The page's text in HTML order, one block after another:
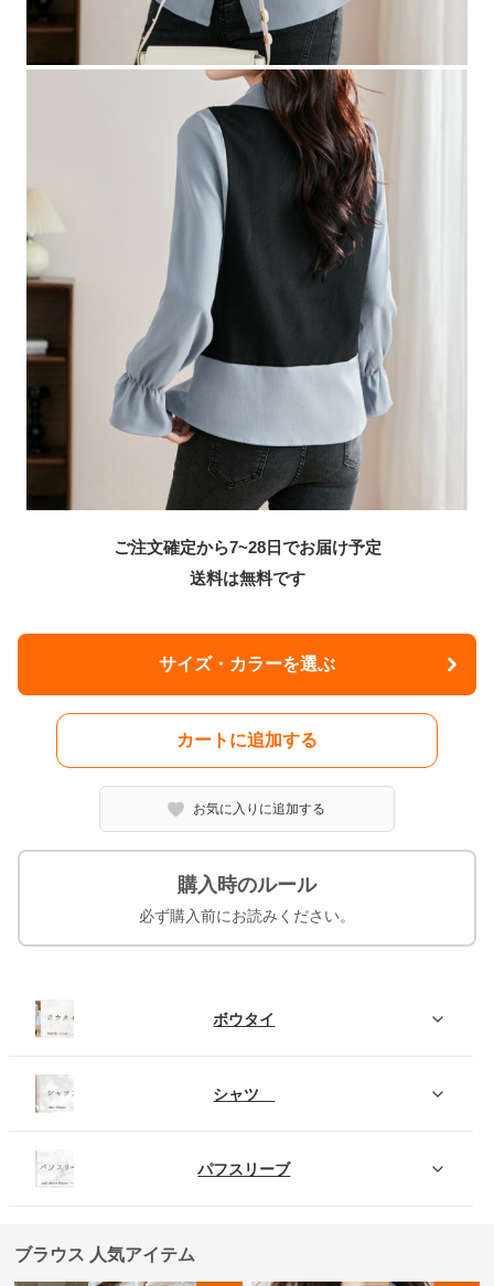
ご注文確定から7~28日でお届け予定
送料は無料です
サイズ・カラーを選ぶ
カートに追加する
お気に入りに追加する
購入時のルール
必ず購入前にお読みください。
ボウタイ
シャツ
パフスリーブ
ブラウス 人気アイテム